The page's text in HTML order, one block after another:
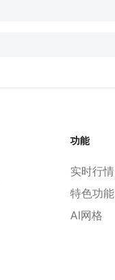
功能
实时行情
特色功能
AI网格